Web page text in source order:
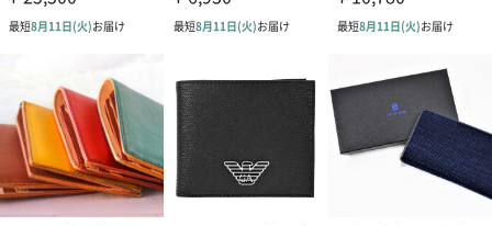
ダンボール装飾（ひま
ダンボール装飾（チュ
ダンボール装
ト）（580円）
紙袋
お渡し用の紙袋です。
商品に合わせたサイズをお届けします。